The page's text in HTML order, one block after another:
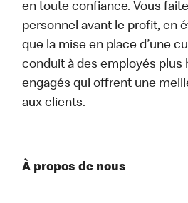
en toute confiance. Vous
personnel avant le profit, en
que la mise en place d’une
conduit à des employés plus
engagés qui offrent une
aux clients.
À propos de nous